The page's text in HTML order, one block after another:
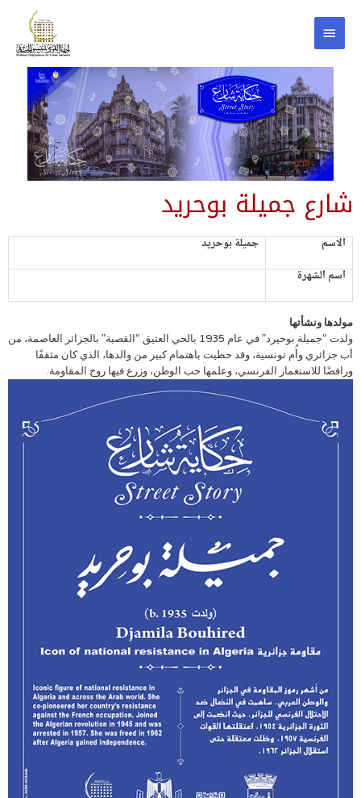
شارع جميلة بوحريد
الاسم
جميلة بوحريد
اسم الشهرة
مولدها ونشأتها
ولدت “جميلة بوحيرد” في عام 1935 بالحي العتيق “القصبة” بالجزائر العاصمة، من
أب جزائري وأُم تونسية، وقد حظيت باهتمام كبير من والدها، الذي كان مثقفًا
ورافضًا للاستعمار الفرنسي، وعلمها حب الوطن، وزرع فيها روح المقاومة.